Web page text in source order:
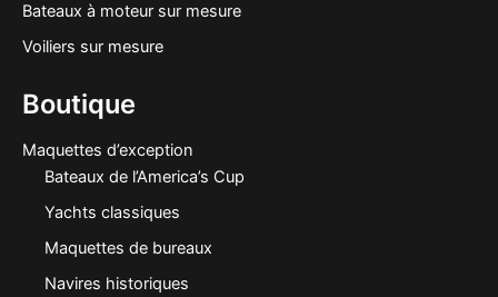
Bateaux à moteur sur mesure
Voiliers sur mesure
Boutique
Maquettes d’exception
Bateaux de l’America’s Cup
Yachts classiques
Maquettes de bureaux
Navires historiques